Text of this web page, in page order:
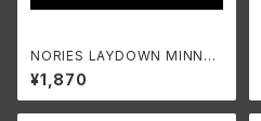
NORIES LAYDOWN MINNO
W MID HF/ノリーズ レイダウン
ミノー ミッド ハイフロート
¥1,870